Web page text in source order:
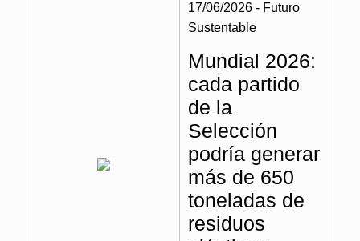
17/06/2026 - Futuro
Sustentable
Mundial 2026:
cada partido
de la
Selección
podría generar
más de 650
toneladas de
residuos